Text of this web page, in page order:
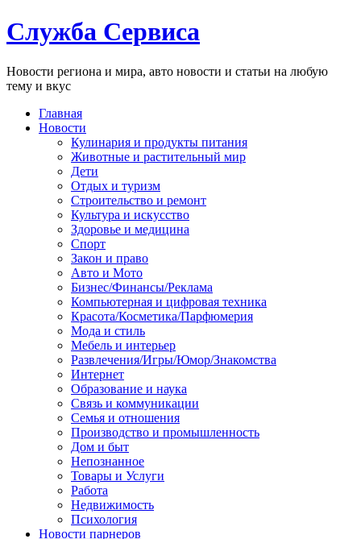
Служба Сервиса
Новости региона и мира, авто новости и статьи на любую
тему и вкус
Главная
Новости
Кулинария и продукты питания
Животные и растительный мир
Дети
Отдых и туризм
Строительство и ремонт
Культура и искусство
Здоровье и медицина
Спорт
Закон и право
Авто и Мото
Бизнес/Финансы/Реклама
Компьютерная и цифровая техника
Красота/Косметика/Парфюмерия
Мода и стиль
Мебель и интерьер
Развлечения/Игры/Юмор/Знакомства
Интернет
Образование и наука
Связь и коммуникации
Семья и отношения
Производство и промышленность
Дом и быт
Непознанное
Товары и Услуги
Работа
Недвижимость
Психология
Новости парнеров